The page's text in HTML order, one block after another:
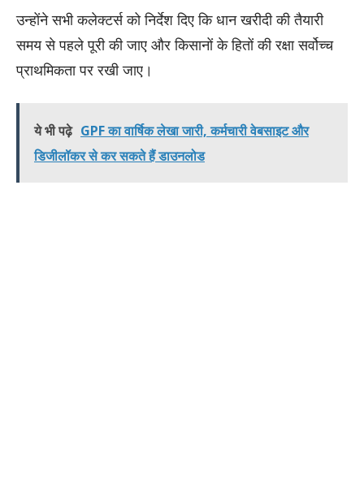
उन्होंने सभी कलेक्टर्स को निर्देश दिए कि धान खरीदी की तैयारी
समय से पहले पूरी की जाए और किसानों के हितों की रक्षा सर्वोच्च
प्राथमिकता पर रखी जाए।
ये भी पढ़े GPF का वार्षिक लेखा जारी, कर्मचारी वेबसाइट और
डिजीलॉकर से कर सकते हैं डाउनलोड